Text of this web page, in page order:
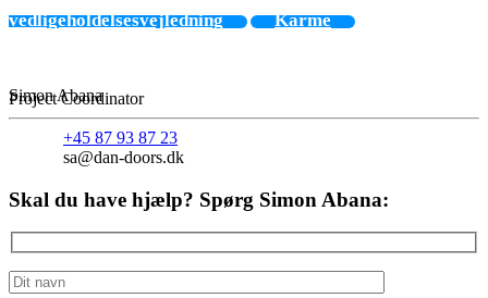
vedligeholdelsesvejledning
Karme
Simon Abana
Project Coordinator
+45 87 93 87 23
sa@dan-doors.dk
Skal du have hjælp? Spørg Simon Abana: